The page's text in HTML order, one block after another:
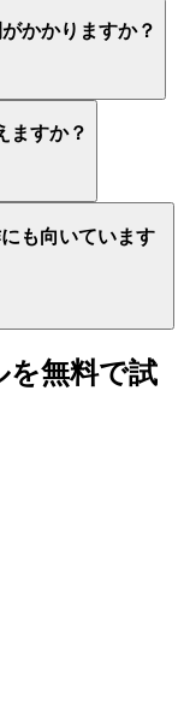
かかりますか？
ますか？
も向いています
を無料で試